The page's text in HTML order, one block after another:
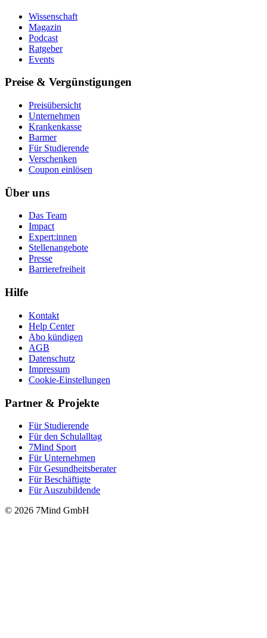
Wissenschaft
Magazin
Podcast
Ratgeber
Events
Preise & Vergünstigungen
Preisübersicht
Unternehmen
Krankenkasse
Barmer
Für Studierende
Ver­schen­ken
Coupon einlösen
Über uns
Das Team
Impact
Expert:innen
Stellenangebote
Presse
Barrierefreiheit
Hilfe
Kontakt
Help Center
Abo kündigen
AGB
Datenschutz
Impressum
Cookie-Einstellungen
Partner & Projekte
Für Stu­die­rende
Für den Schulalltag
7Mind Sport
Für Unter­neh­men
Für Gesund­heits­be­ra­ter
Für Beschäftigte
Für Auszubildende
© 2026 7Mind GmbH